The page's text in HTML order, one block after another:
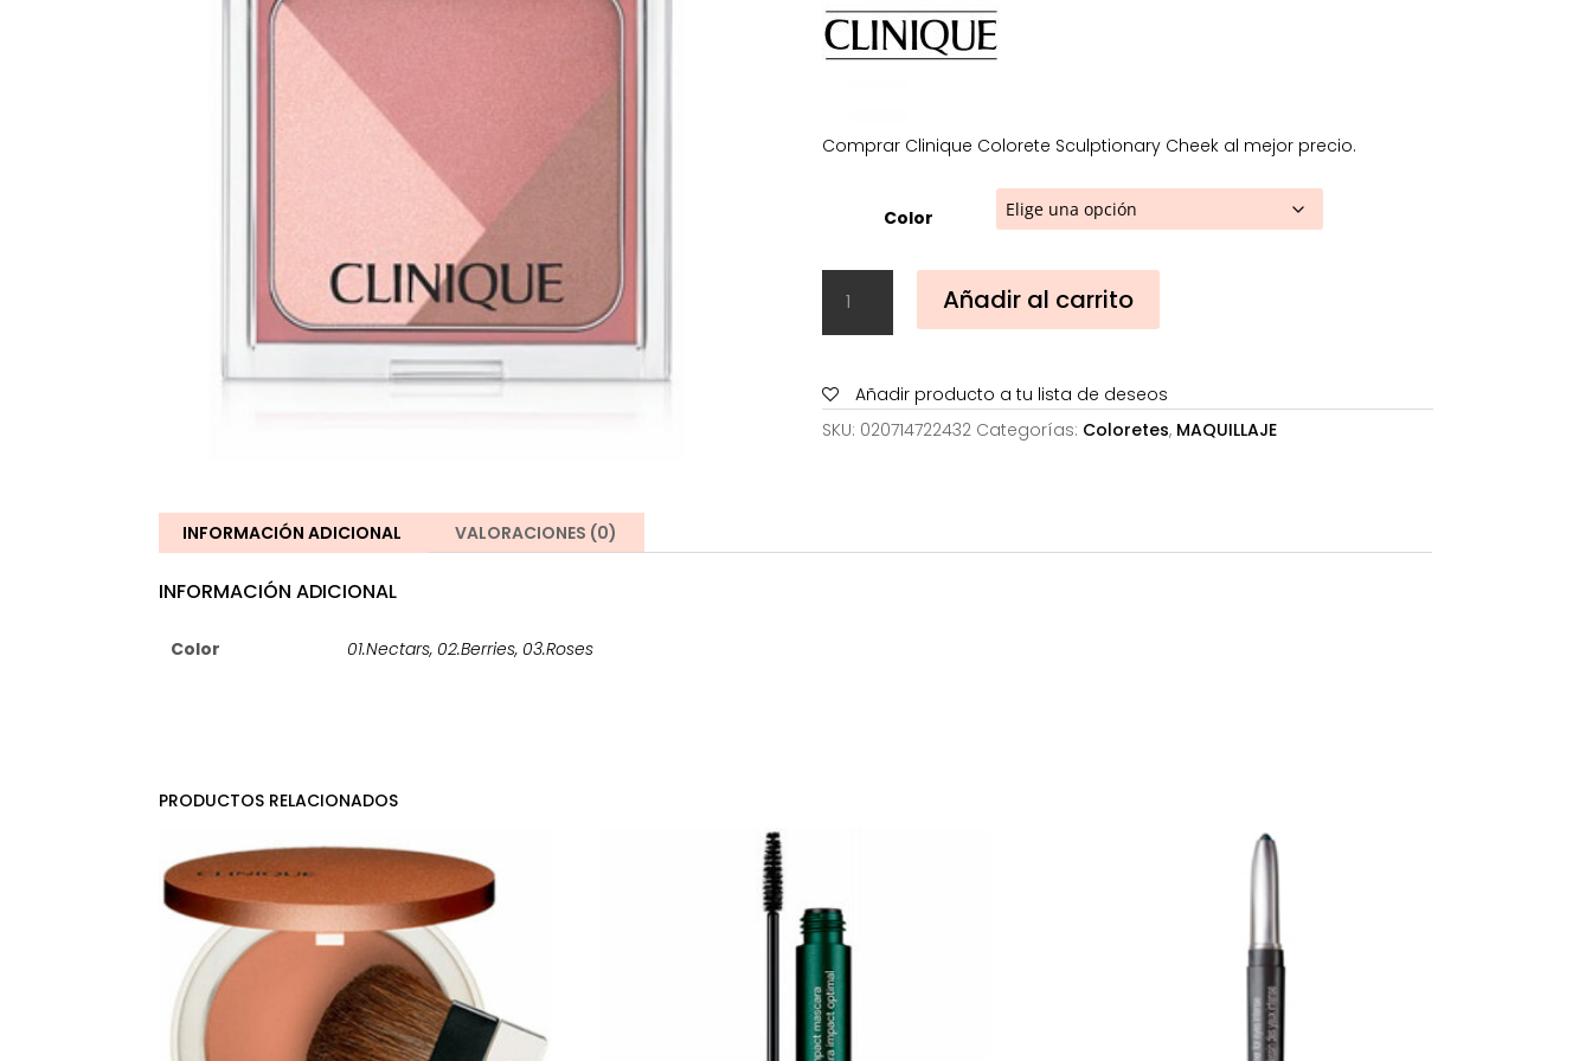
48,00€.
Comprar Clinique Colorete Sculptionary Cheek al mejor precio.
Color
Colorete
Sculptionary
cantidad
Añadir al carrito
Añadir producto a tu lista de deseos
SKU: 020714722432 Categorías: Coloretes, MAQUILLAJE
INFORMACIÓN ADICIONAL VALORACIONES (0)
INFORMACIÓN ADICIONAL
Color 01.Nectars, 02.Berries, 03.Roses
PRODUCTOS RELACIONADOS